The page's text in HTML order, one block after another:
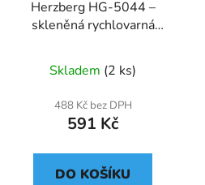
Herzberg HG-5044 –
skleněná rychlovarná
podsvícením
Skladem (2 ks)
488 Kč bez DPH
591 Kč
DO KOŠÍKU